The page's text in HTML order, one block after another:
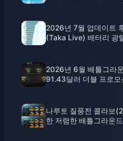
2026년 7월 업데이트
(Taka Live) 배터리 광
2026년 6월 배틀그라
91.43달러 더블 프로모
나루토 질풍전 콜라보
한 저렴한 배틀그라운